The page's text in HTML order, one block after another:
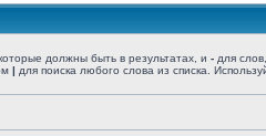
должны быть в результатах, и - для
| для поиска любого слова из списка.